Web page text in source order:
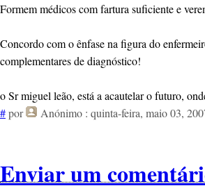
Formem médicos com fartura suficiente e
Concordo com o ênfase na figura do
complementares de diagnóstico!
o Sr miguel leão, está a acautelar o futuro,
#por Anónimo : quinta-feira, maio 03,
Enviar um